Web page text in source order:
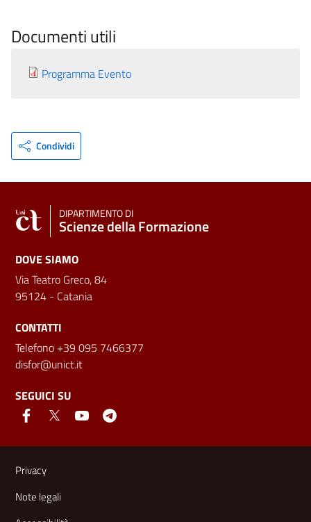
Documenti utili
Programma Evento
Condividi
DIPARTIMENTO DI
Scienze della Formazione
DOVE SIAMO
Via Teatro Greco, 84
95124 - Catania
CONTATTI
Telefono +39 095 7466377
disfor@unict.it
SEGUICI SU
Link e informazioni utili
Privacy
Note legali